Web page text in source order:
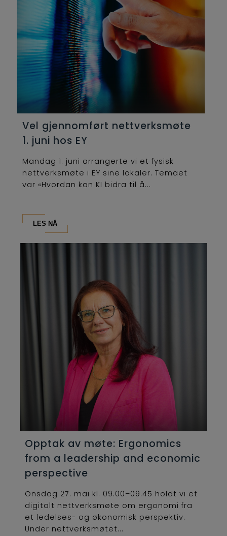
Vel gjennomført nettverksmøte
1. juni hos EY
Mandag 1. juni arrangerte vi et fysisk
nettverksmøte i EY sine lokaler. Temaet
var «Hvordan kan KI bidra til å...
LES NÅ
Opptak av møte: Ergonomics
from a leadership and economic
perspective
Onsdag 27. mai kl. 09.00–09.45 holdt vi et
digitalt nettverksmøte om ergonomi fra
et ledelses- og økonomisk perspektiv.
Under nettverksmøtet...